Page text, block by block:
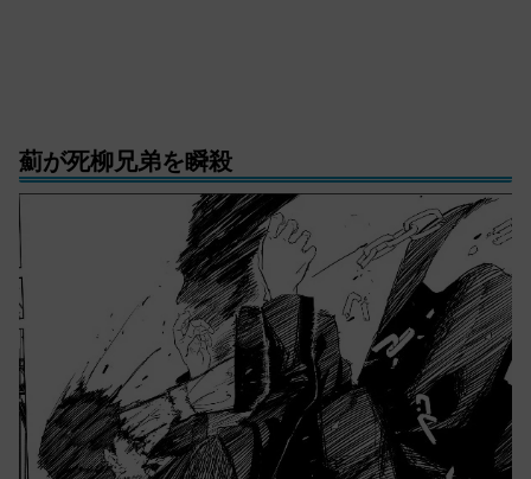
薊が死柳兄弟を瞬殺